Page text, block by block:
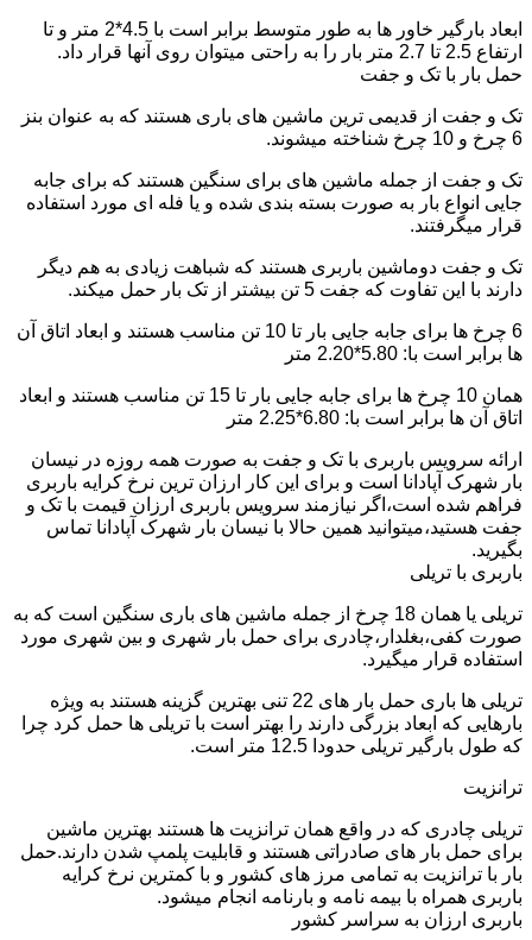
ابعاد بارگیر خاور ها به طور متوسط برابر است با 4.5*2 متر و تا
ارتفاع 2.5 تا 2.7 متر بار را به راحتی میتوان روی آنها قرار داد.
حمل بار با تک و جفت
تک و جفت از قدیمی ترین ماشین های باری هستند که به عنوان بنز
6 چرخ و 10 چرخ شناخته میشوند.
تک و جفت از جمله ماشین های برای سنگین هستند که برای جابه
جایی انواع بار به صورت بسته بندی شده و یا فله ای مورد استفاده
قرار میگرفتند.
تک و جفت دوماشین باربری هستند که شباهت زیادی به هم دیگر
دارند با این تفاوت که جفت 5 تن بیشتر از تک بار حمل میکند.
6 چرخ ها برای جابه جایی بار تا 10 تن مناسب هستند و ابعاد اتاق آن
ها برابر است با: 5.80*2.20 متر
همان 10 چرخ ها برای جابه جایی بار تا 15 تن مناسب هستند و ابعاد
اتاق آن ها برابر است با: 6.80*2.25 متر
ارائه سرویس باربری با تک و جفت به صورت همه روزه در نیسان
بار شهرک آپادانا است و برای این کار ارزان ترین نرخ کرایه باربری
فراهم شده است،اگر نیازمند سرویس باربری ارزان قیمت با تک و
جفت هستید،میتوانید همین حالا با نیسان بار شهرک آپادانا تماس
بگیرید.
باربری با تریلی
تریلی یا همان 18 چرخ از جمله ماشین های باری سنگین است که به
صورت کفی،بغلدار،چادری برای حمل بار شهری و بین شهری مورد
استفاده قرار میگیرد.
تریلی ها باری حمل بار های 22 تنی بهترین گزینه هستند به ویژه
بارهایی که ابعاد بزرگی دارند را بهتر است با تریلی ها حمل کرد چرا
که طول بارگیر تریلی حدودا 12.5 متر است.
ترانزیت
تریلی چادری که در واقع همان ترانزیت ها هستند بهترین ماشین
برای حمل بار های صادراتی هستند و قابلیت پلمپ شدن دارند.حمل
بار با ترانزیت به تمامی مرز های کشور و با کمترین نرخ کرایه
باربری همراه با بیمه نامه و بارنامه انجام میشود.
باربری ارزان به سراسر کشور